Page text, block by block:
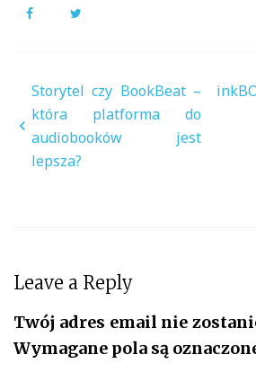
Facebook
Nawigacja
wpisu
Storytel czy BookBeat –
która platforma do
audiobooków jest
lepsza?
Leave a Reply
Twój adres email nie
Wymagane pola są